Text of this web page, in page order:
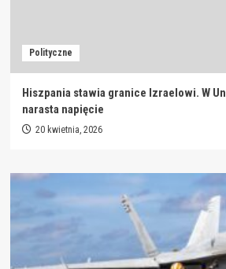
Polityczne
Hiszpania stawia granice Izraelowi. W
narasta napięcie
20 kwietnia, 2026